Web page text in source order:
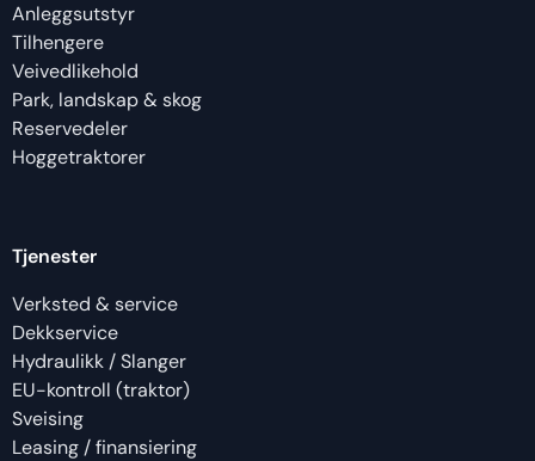
Anleggsutstyr
Tilhengere
Veivedlikehold
Park, landskap & skog
Reservedeler
Hoggetraktorer
Tjenester
Verksted & service
Dekkservice
Hydraulikk / Slanger
EU-kontroll (traktor)
Sveising
Leasing / finansiering